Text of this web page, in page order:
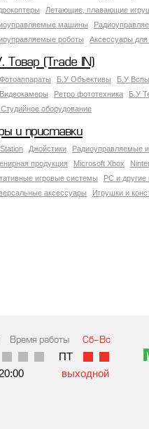
Летающие, плавающие
машины
роботы
Аксессуары для
Товар (Trade IN)
Б.У Объективы Б.У
Ретро фототехника Б.У
оборудование
и приставки
Джойстики
Радиоуправляемые
продукция
Microsoft Xbox
игровые системы
PC и
аксессуары
Игрушки и
Время работы Сб-Вс
выходной
ПТ